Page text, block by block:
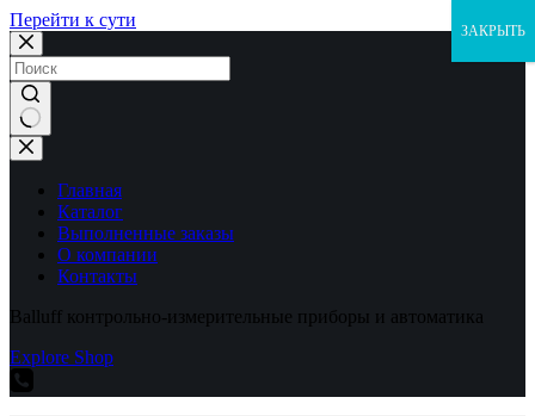
Перейти к сути
Ничего
не
найденоГлавная
Каталог
Выполненные заказы
О компании
Контакты
Balluff контрольно-измерительные приборы и автоматика
Explore Shop
ЗАКРЫТЬ